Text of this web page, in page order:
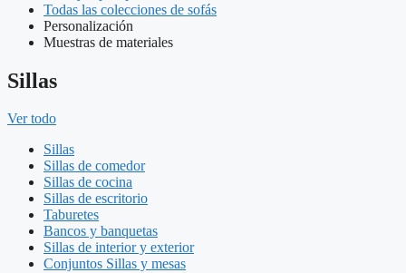
Todas las colecciones de sofás
Personalización
Muestras de materiales
Sillas
Ver todo
Sillas
Sillas de comedor
Sillas de cocina
Sillas de escritorio
Taburetes
Bancos y banquetas
Sillas de interior y exterior
Conjuntos Sillas y mesas